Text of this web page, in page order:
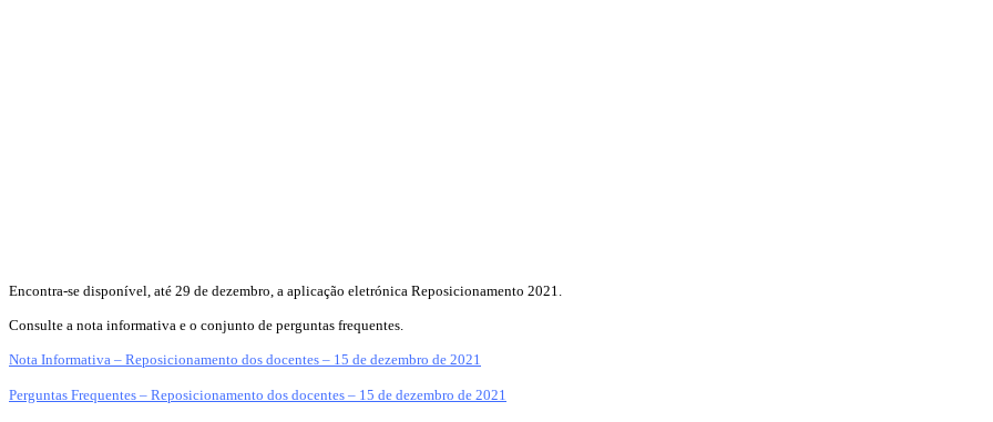
Encontra-se disponível, até 29 de dezembro, a aplicação eletrónica Reposicionamento 2021.
Consulte a nota informativa e o conjunto de perguntas frequentes.
Nota Informativa – Reposicionamento dos docentes – 15 de dezembro de 2021
Perguntas Frequentes – Reposicionamento dos docentes – 15 de dezembro de 2021